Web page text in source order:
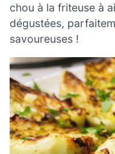
chou à la friteuse à
dégustées,
savoureuses !